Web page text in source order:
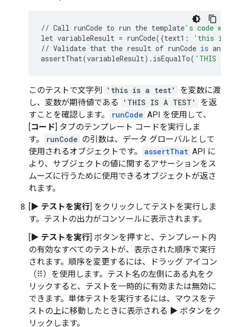
// Call runCode to run the template's code
let variableResult = runCode({text1 :
'this is
// Validate that the result of runCode is an
assertThat(variableResult) . isEqualTo( 'THIS
このテストで文字列 'this is a test'
を変数に渡
し、変数が期待値である
'THIS IS A TEST'
を返
すことを確認します。
runCode API を使用して、
[コード] タブのテンプレート コードを実行しま
す。
runCode の引数は、データ グローバルとして
使用されるオブジェクトです。
assertThat API に
より、サブジェクトの値に関するアサーションをス
ムーズに行うために使用できるオブジェクトが返さ
れます。
[▶ テストを実行] をクリックしてテストを実行しま
す。テストの出力がコンソールに表示されます。
[▶ テストを実行] ボタンを押すと、テンプレート内
の有効なすべてのテストが、表示された順序で実行
されます。順序を変更するには、ドラッグ アイコン
（⠿）を使用します。テスト名の左側にある丸をク
リックすると、テストを一時的に有効または無効に
できます。単体テストを実行するには、マウスをテ
ストの上に移動したときに表示される ▶ ボタンをク
リックします。